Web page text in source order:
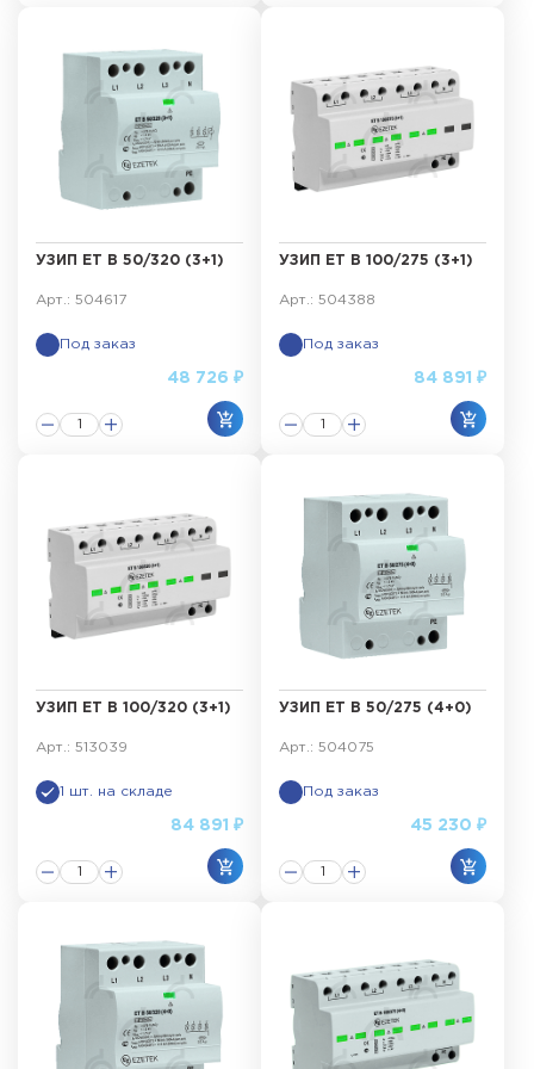
УЗИП ET B 50/320 (3+1)
Арт.: 504617
Под заказ
48 726 ₽
УЗИП ET B 100/275 (3+1)
Арт.: 504388
Под заказ
84 891 ₽
УЗИП ET B 100/320 (3+1)
Арт.: 513039
1 шт. на складе
84 891 ₽
УЗИП ET B 50/275 (4+0)
Арт.: 504075
Под заказ
45 230 ₽